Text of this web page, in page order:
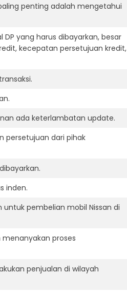
penting adalah mengetahui
yang harus dibayarkan, besar
kecepatan persetujuan kredit,
ada keterlambatan update.
persetujuan dari pihak
inden.
pembelian mobil Nissan di
proses
penjualan di wilayah